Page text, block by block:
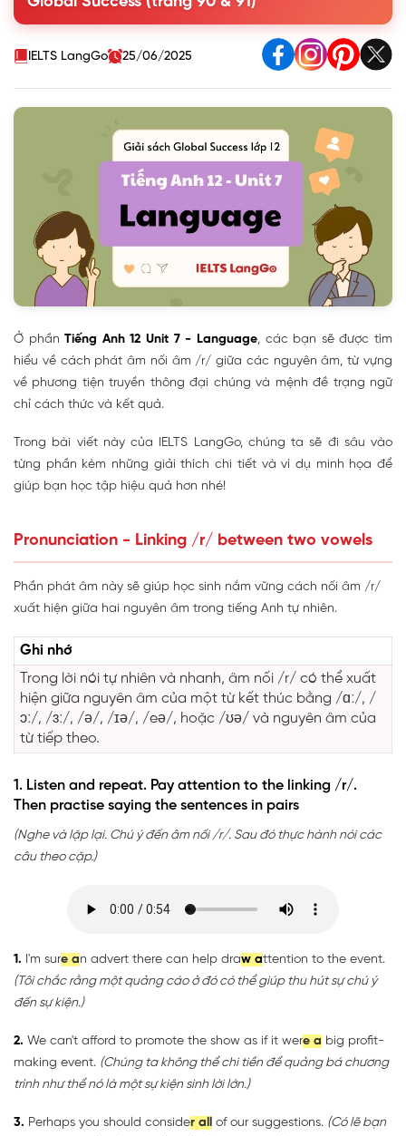
Listen and check. Then practise saying the sentences
Vocabulary - The mass media
Grammar - Adverbial clauses of manner and result
IELTS LangGo 25/06/2025
Ở phầnTiếng Anh 12 Unit 7 - Language, các bạn sẽ được tìm
hiểu về cách phát âm nối âm /r/ giữa các nguyên âm, từ vựng
về phương tiện truyền thông đại chúng và mệnh đề trạng ngữ
chỉ cách thức và kết quả.
Trong bài viết này của IELTS LangGo, chúng ta sẽ đi sâu vào
từng phần kèm những giải thích chi tiết và ví dụ minh họa để
giúp bạn học tập hiệu quả hơn nhé!
Pronunciation - Linking /r/ between two vowels
Phần phát âm này sẽ giúp học sinh nắm vững cách nối âm /r/
xuất hiện giữa hai nguyên âm trong tiếng Anh tự nhiên.
Ghi nhớ
Trong lời nói tự nhiên và nhanh, âm nối /r/ có thể xuất
hiện giữa nguyên âm của một từ kết thúc bằng /ɑː/, /
ɔː/, /ɜː/, /ə/, /ɪə/, /eə/, hoặc /ʊə/ và nguyên âm của
từ tiếp theo.
1. Listen and repeat. Pay attention to the linking /r/.
Then practise saying the sentences in pairs
(Nghe và lặp lại. Chú ý đến âm nối /r/. Sau đó thực hành nói các
câu theo cặp.)
1. I'm sure an advert there can help draw attention to the event.
(Tôi chắc rằng một quảng cáo ở đó có thể giúp thu hút sự chú ý
đến sự kiện.)
2. We can't afford to promote the show as if it were a big profit-
making event. (Chúng ta không thể chi tiền để quảng bá chương
trình như thể nó là một sự kiện sinh lời lớn.)
3. Perhaps you should consider all of our suggestions. (Có lẽ bạn